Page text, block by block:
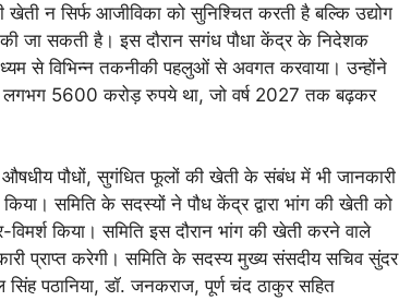
न सिर्फ आजीविका को सुनिश्चित करती है बल्कि उद्योग
जा सकती है। इस दौरान सगंध पौधा केंद्र के निदेशक
से विभिन्न तकनीकी पहलुओं से अवगत करवाया। उन्होंने
लगभग 5600 करोड़ रुपये था, जो वर्ष 2027 तक बढ़कर
औषधीय पौधों, सुगंधित फूलों की खेती के संबंध में भी जानकारी
समिति के सदस्यों ने पौध केंद्र द्वारा भांग की खेती को
किया। समिति इस दौरान भांग की खेती करने वाले
प्राप्त करेगी। समिति के सदस्य मुख्य संसदीय सचिव सुंदर
पठानिया, डॉ. जनकराज, पूर्ण चंद ठाकुर सहित